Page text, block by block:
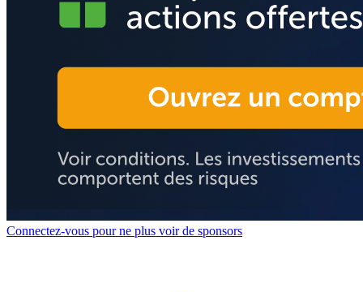
Connectez-vous pour ne plus voir de sponsors